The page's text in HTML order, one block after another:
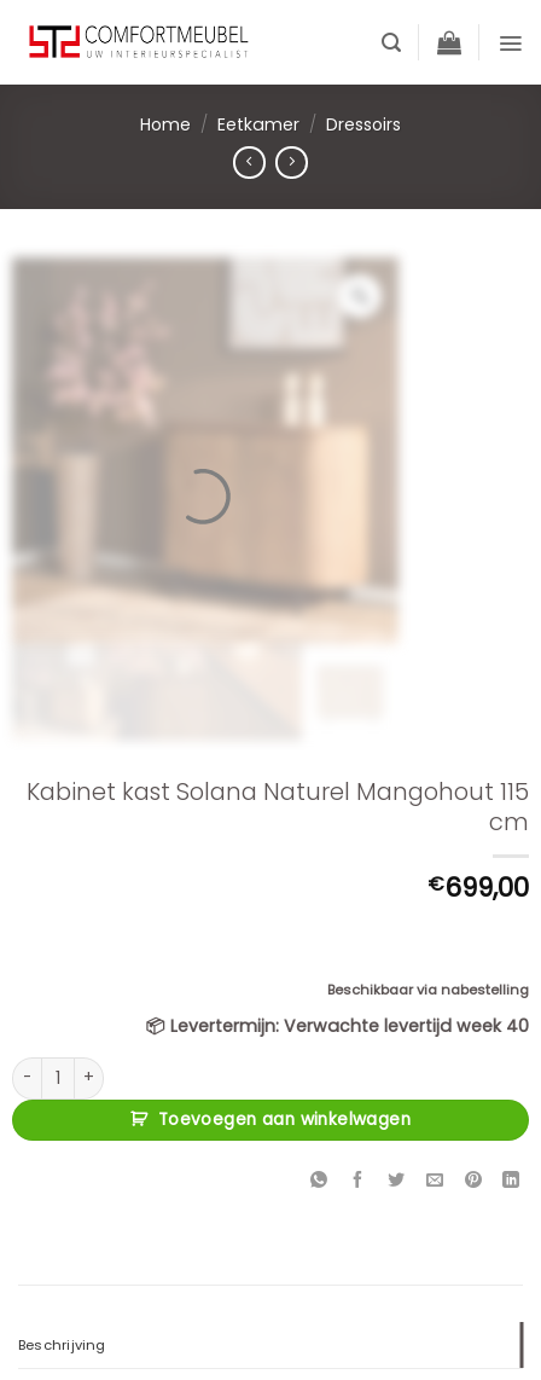
content
Home / Eetkamer / Dressoirs
Kabinet kast Solana Naturel Mangohout 115
cm
€699,00
Beschikbaar via nabestelling
📦 Levertermijn: Verwachte levertijd week 40
Kabinet kast Solana Naturel Mangohout 115 cm aantal
Toevoegen aan winkelwagen
Beschrijving